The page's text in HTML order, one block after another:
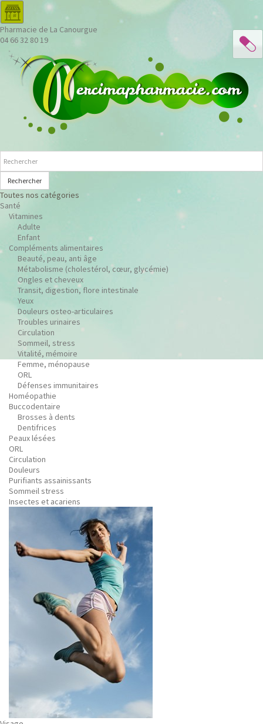
Pharmacie de La Canourgue
04 66 32 80 19
Rechercher
Toutes nos catégories
Santé
Vitamines
Adulte
Enfant
Compléments alimentaires
Beauté, peau, anti âge
Métabolisme (cholestérol, cœur, glycémie)
Ongles et cheveux
Transit, digestion, flore intestinale
Yeux
Douleurs osteo-articulaires
Troubles urinaires
Circulation
Sommeil, stress
Vitalité, mémoire
Femme, ménopause
ORL
Défenses immunitaires
Homéopathie
Buccodentaire
Brosses à dents
Dentifrices
Peaux lésées
ORL
Circulation
Douleurs
Purifiants assainissants
Sommeil stress
Insectes et acariens